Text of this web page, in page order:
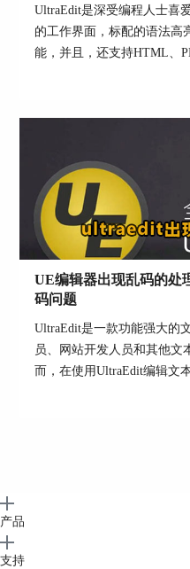
部演示内容。在上一节
容，欢迎访问UltraEdit
UltraEdit是深受编程人士喜
的工作界面，标配的语法高
能，并且，还支持HTML、
UE编辑器出现乱码的处
码问题
UltraEdit是一款功能强大的
员、网站开发人员和其他文
而，在使用UltraEdit编辑文
题，这会严重影响我们的工
产品
支持